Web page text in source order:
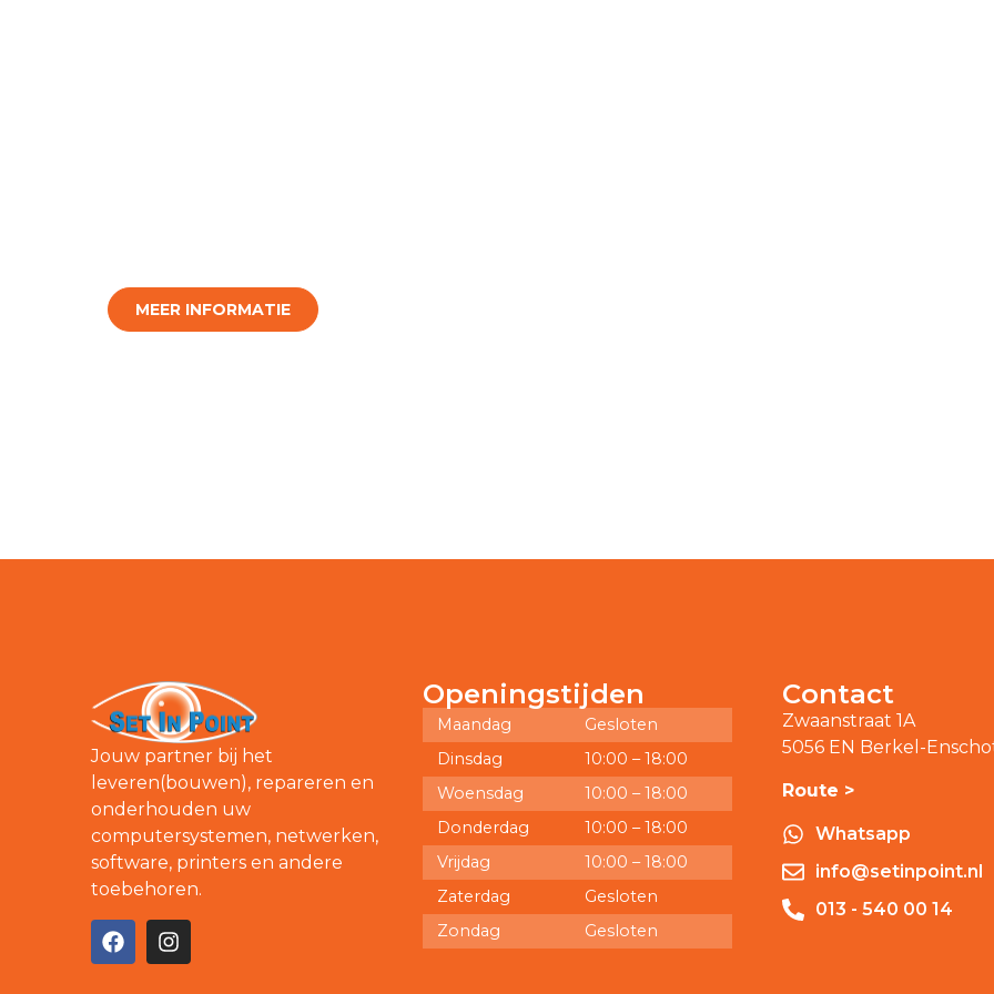
MEER INFORMATIE
Jouw partner bij het
leveren(bouwen), repareren en
onderhouden uw
computersystemen, netwerken,
software, printers en andere
toebehoren.
Openingstijden
Maandag
Gesloten
Dinsdag
10:00 – 18:00
Woensdag
10:00 – 18:00
Donderdag
10:00 – 18:00
Vrijdag
10:00 – 18:00
Zaterdag
Gesloten
Zondag
Gesloten
Contact
Zwaanstraat 1A
5056 EN Berkel-
Route >
Whatsapp
info@setinpoint.nl
013 - 540 00 14